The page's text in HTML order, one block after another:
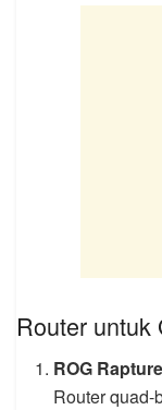
Router untuk
ROG
Router quad-